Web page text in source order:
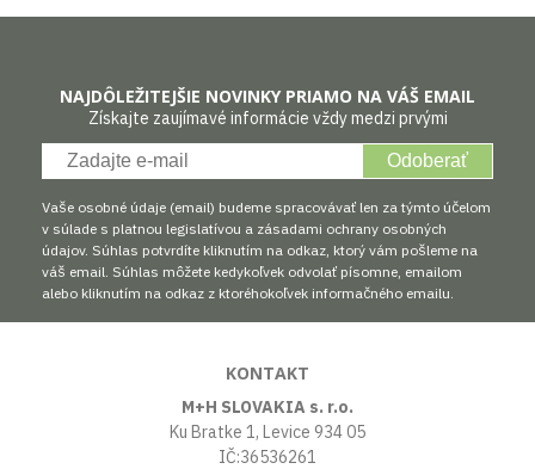
NAJDÔLEŽITEJŠIE NOVINKY PRIAMO NA VÁŠ EMAIL
Získajte zaujímavé informácie vždy medzi prvými
Odoberať
Vaše osobné údaje (email) budeme spracovávať len za týmto účelom
v súlade s platnou legislatívou a zásadami ochrany osobných
údajov. Súhlas potvrdíte kliknutím na odkaz, ktorý vám pošleme na
váš email. Súhlas môžete kedykoľvek odvolať písomne, emailom
alebo kliknutím na odkaz z ktoréhokoľvek informačného emailu.
KONTAKT
M+H SLOVAKIA s. r.o.
Ku Bratke 1, Levice 934 05
IČ:36536261